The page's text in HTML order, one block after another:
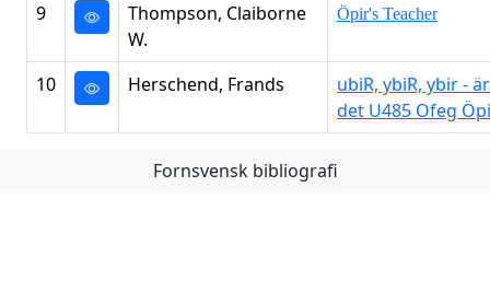
9
Thompson, Claiborne
W.
Öpir's Teacher
10 Herschend, Frands
ubiR, ybiR, ybir - är
det U485 Ofeg
Föregående Nästa
Fornsvensk bibliografi